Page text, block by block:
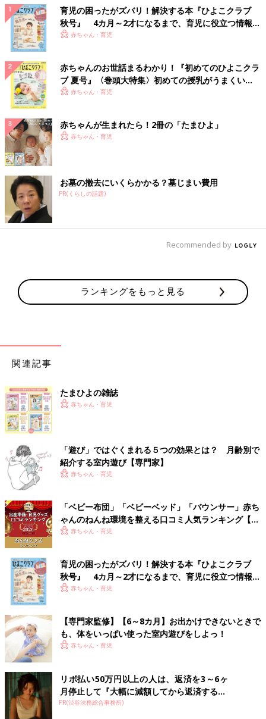
育児の困ったがズバリ！解決する本『ひよこクラブ
秋号』 4カ月～2才になるまで、育児に役立つ情報が
いっぱい！
赤ちゃん・育児
赤ちゃんのお世話まるわかり！『初めてのひよこクラ
ブ 夏号』〈巻頭大特集〉初めての授乳がうまくい
く！ おっぱい・ミルクの基本と夏のトラブル 解決テ
赤ちゃん・育児
赤ちゃんが生まれたら！2冊の「たまひよ」
赤ちゃん・育児
お墓の撤去にいくらかかる？墓じまい費用
PR(くらしの話題)
Recommended by
ランキングをもっと見る
関連記事
たまひよの雑誌
赤ちゃん・育児
「遊び」ではぐくまれる５つの効果とは？ 月齢別で
紹介する室内遊び【専門家】
赤ちゃん・育児
「ベビー布団」「ベビーベッド」「バウンサー」赤ち
ゃんのねんね環境を整える口コミ人気ランキング【た
まひよ 赤ちゃんグッズ大賞2026】
赤ちゃん・育児
育児の困ったがズバリ！解決する本『ひよこクラブ
秋号』 4カ月～2才になるまで、育児に役立つ情報が
いっぱい！
赤ちゃん・育児
【専門家監修】【6～8カ月】お出かけできないときで
も、体をいっぱい使った室内遊びをしよっ！
赤ちゃん・育児
リボ払い50万円以上の人は、返済を3～6ヶ
月停止して『大幅に減額してから返済する...
PR(渋谷法務総合事務所)